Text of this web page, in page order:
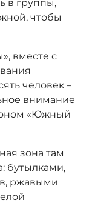
в группы,
чтобы
вместе с
человек –
внимание
«Южный
зона там
бутылками,
ржавыми